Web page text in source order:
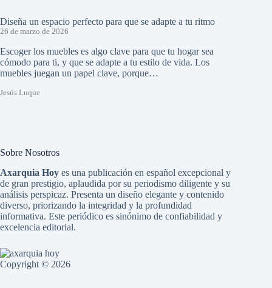
Diseña un espacio perfecto para que se adapte a tu ritmo
26 de marzo de 2026
Escoger los muebles es algo clave para que tu hogar sea
cómodo para ti, y que se adapte a tu estilo de vida. Los
muebles juegan un papel clave, porque…
Jesús Luque
Sobre Nosotros
Axarquia Hoy es una publicación en español excepcional y
de gran prestigio, aplaudida por su periodismo diligente y su
análisis perspicaz. Presenta un diseño elegante y contenido
diverso, priorizando la integridad y la profundidad
informativa. Este periódico es sinónimo de confiabilidad y
excelencia editorial.
Copyright © 2026